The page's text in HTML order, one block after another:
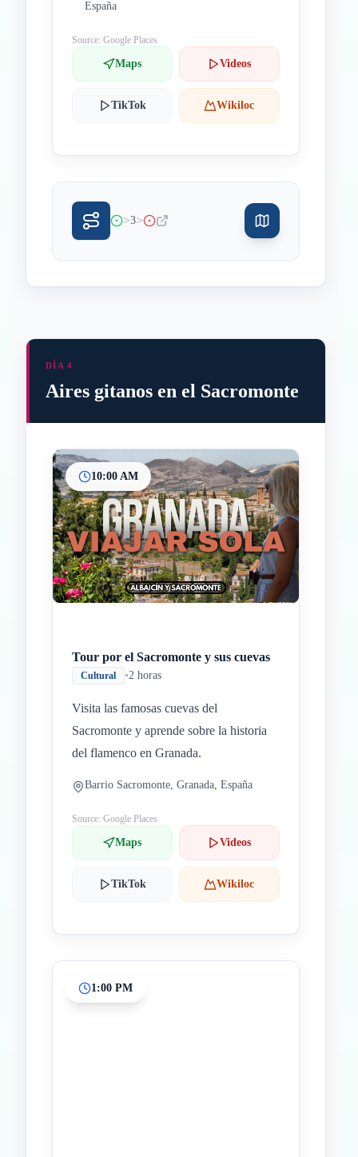
España
Source: Google Places
Maps Videos
TikTok Wikiloc
>3>
InicioParadas intermedias
Final
DÍA 4
Aires gitanos en el Sacromonte
10:00 AM
Tour por el Sacromonte y sus cuevas
Cultural •2 horas
Visita las famosas cuevas del
Sacromonte y aprende sobre la historia
del flamenco en Granada.
Barrio Sacromonte, Granada, España
Source: Google Places
Maps Videos
TikTok Wikiloc
1:00 PM